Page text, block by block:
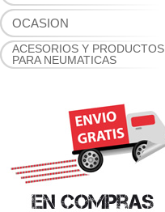
OCASION
ACESORIOS Y PRODUCTOS
PARA NEUMATICAS